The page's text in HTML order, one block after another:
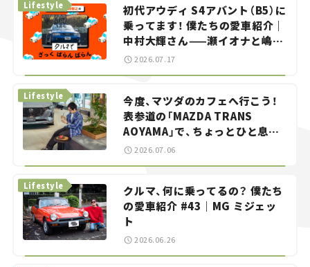
初代アウディ S4アバント（B5）に
乗ってます！ 僕たちの愛車紹介｜
中村大輝さん——瀬イオナと嶋田
智之の「クルマでざっくばらんば
らん！」＃20
Lifestyle
2026.07.17
今度、マツダのカフェへ行こう！
表参道の「MAZDA TRANS
AOYAMA」で、ちょっとひと息。
——連載｜CCGとクルマでどうす
Lifestyle
2026.07.06
クルマ、何に乗ってるの？ 僕たち
の愛車紹介 #43｜MG ミジェッ
ト
Lifestyle
2026.06.26